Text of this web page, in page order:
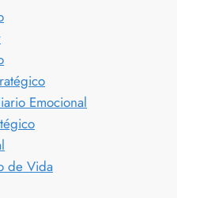
Emocional
de Vida